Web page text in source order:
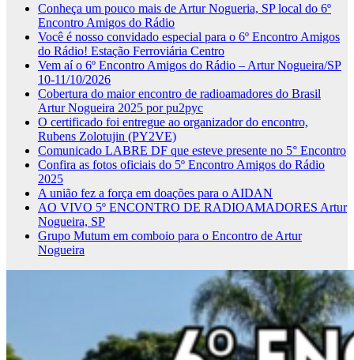
Conheça um pouco mais de Artur Nogueria, SP local do 6º
Encontro Amigos do Rádio
Você é nosso convidado especial para o 6º Encontro Amigos
do Rádio! Estação Ferroviária Centro
Vem aí o 6º Encontro Amigos do Rádio – Artur Nogueira/SP
10-11/10/2026
Cobertura do maior encontro de radioamadores do Brasil
Artur Nogueira 2025 por pu2pyc
O certificado foi entregue ao organizador do encontro,
Rubens Zolotujin (PY2VE)
Comunicado LABRE DF que esteve presente no 5° Encontro
Confira as fotos oficiais do 5º Encontro Amigos do Rádio
2025
A união fez a força em doações para o AIDAN
AO VIVO 5º ENCONTRO DE RADIOAMADORES Artur
Nogueira, SP
Grupo Mutum em comboio para o Encontro de Artur
Nogueira